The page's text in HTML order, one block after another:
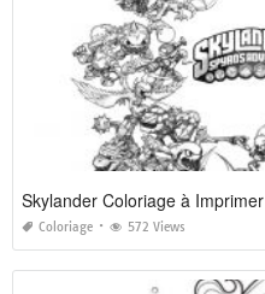
Skylander Coloriage à Imprimer
Coloriage 572 Views